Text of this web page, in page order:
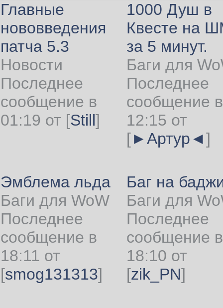
Главные
нововведения
патча 5.3
Новости
Последнее
сообщение в
01:19 от [Still]
1000 Душ в
Квесте на
за 5 минут.
Баги для
Последнее
сообщение в
12:15 от
[►Артур◄]
Эмблема льда
Баги для WoW
Последнее
сообщение в
18:11 от
[smog131313]
Баг на
Баги для
Последнее
сообщение в
18:10 от
[zik_PN]